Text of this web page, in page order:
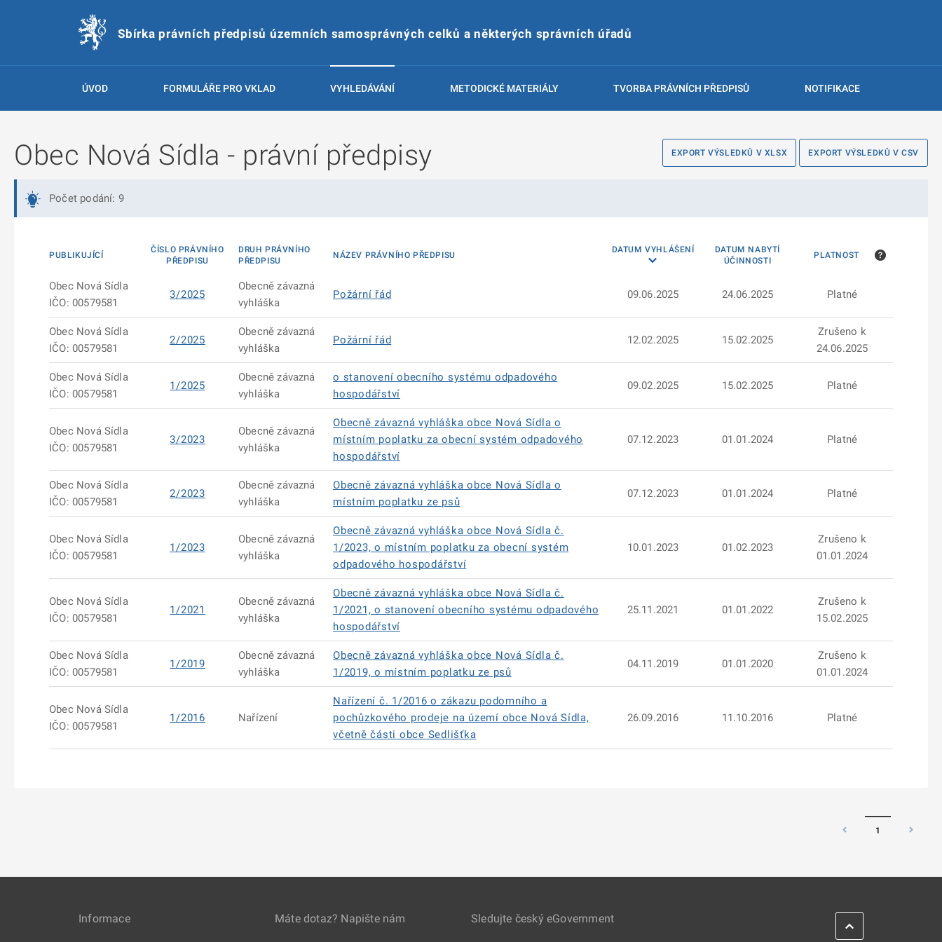
Sbírka právních předpisů územních samosprávných celků a některých správních úřadů
ÚVOD FORMULÁŘE PRO VKLAD VYHLEDÁVÁNÍ METODICKÉ MATERIÁLY TVORBA PRÁVNÍCH PŘEDPISŮ NOTIFIKACE
EXPORT VÝSLEDKŮ V XLSX EXPORT VÝSLEDKŮ V CSV
Obec Nová Sídla - právní předpisy
Počet podání: 9
PUBLIKUJÍCÍ
ČÍSLO PRÁVNÍHO
PŘEDPISU
DRUH PRÁVNÍHO
PŘEDPISU
NÁZEV PRÁVNÍHO PŘEDPISU
DATUM VYHLÁŠENÍ
DATUM NABYTÍ
ÚČINNOSTI
PLATNOST
Obec Nová Sídla
IČO: 00579581
3/2025
Obecně závazná
vyhláška
Požární řád 09.06.2025 24.06.2025 Platné
Obec Nová Sídla
IČO: 00579581
2/2025
Obecně závazná
vyhláška
Požární řád 12.02.2025 15.02.2025
Zrušeno k
24.06.2025
Obec Nová Sídla
IČO: 00579581
1/2025
Obecně závazná
vyhláška
o stanovení obecního systému odpadového
hospodářství
09.02.2025 15.02.2025 Platné
Obec Nová Sídla
IČO: 00579581
3/2023
Obecně závazná
vyhláška
Obecně závazná vyhláška obce Nová Sídla o
místním poplatku za obecní systém odpadového
hospodářství
07.12.2023 01.01.2024 Platné
Obec Nová Sídla
IČO: 00579581
2/2023
Obecně závazná
vyhláška
Obecně závazná vyhláška obce Nová Sídla o
místním poplatku ze psů
07.12.2023 01.01.2024 Platné
Obec Nová Sídla
IČO: 00579581
1/2023
Obecně závazná
vyhláška
Obecně závazná vyhláška obce Nová Sídla č.
1/2023, o místním poplatku za obecní systém
odpadového hospodářství
10.01.2023 01.02.2023
Zrušeno k
01.01.2024
Obec Nová Sídla
IČO: 00579581
1/2021
Obecně závazná
vyhláška
Obecně závazná vyhláška obce Nová Sídla č.
1/2021, o stanovení obecního systému odpadového
hospodářství
25.11.2021 01.01.2022
Zrušeno k
15.02.2025
Obec Nová Sídla
IČO: 00579581
1/2019
Obecně závazná
vyhláška
Obecně závazná vyhláška obce Nová Sídla č.
1/2019, o místním poplatku ze psů
04.11.2019 01.01.2020
Zrušeno k
01.01.2024
Obec Nová Sídla
IČO: 00579581
1/2016 Nařízení
Nařízení č. 1/2016 o zákazu podomního a
pochůzkového prodeje na území obce Nová Sídla,
včetně části obce Sedlišťka
26.09.2016 11.10.2016 Platné
1
Informace Máte dotaz? Napište nám Sledujte český eGovernment